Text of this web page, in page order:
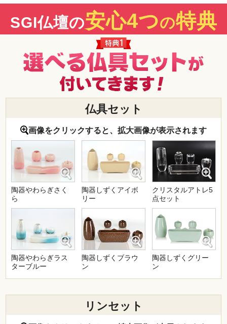
SGI仏壇の安心4つの特典
仏具セット
画像をクリックすると、拡大画像が表示されます
陶器やわらぎさく
ら
陶器しずくアイボ
リー
クリスタルアトレ5
点セット
陶器やわらぎラス
ターブルー
陶器しずくブラウ
ン
陶器しずくグリー
ン
リンセット